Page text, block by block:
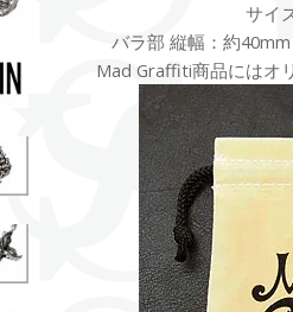
サイ
バラ部 縦幅：約
Mad Graffiti商品にはオ